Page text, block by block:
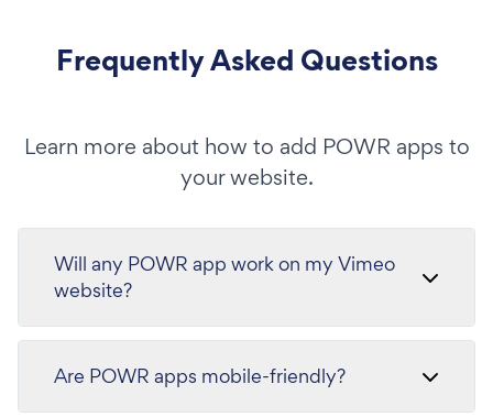
Frequently Asked Questions
Learn more about how to add POWR apps to
your website.
Will any POWR app work on my Vimeo
website?
Are POWR apps mobile-friendly?